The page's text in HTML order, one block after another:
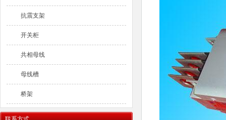
抗震支架
开关柜
共相母线
母线槽
桥架